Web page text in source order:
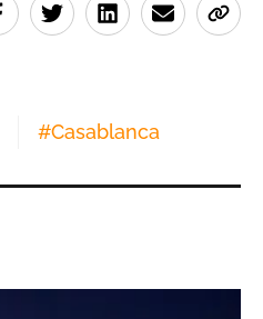
#Casablanca